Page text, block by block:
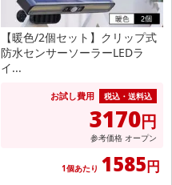
【暖色/2個セット】クリップ式
防水センサーソーラーLEDラ
イ...
お試し費用 税込・送料込
3170円
参考価格 オープン
1個あたり 1585円